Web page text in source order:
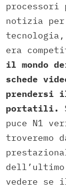
processori
notizia
era
il mondo
schede
prendersi
portatili.
puce N1
troveremo
dell’ultimo
vedere se